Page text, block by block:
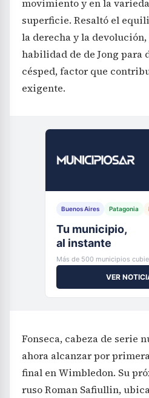
movimiento y en la
superficie. Resaltó el
la derecha y la
habilidad de de Jong para
césped, factor que
exigente.
Buenos Aires Patagonia
Tu municipio,
al instante
Más de 500 municipios
VER
Fonseca, cabeza de serie
ahora alcanzar por
final en Wimbledon. Su
ruso Roman Safiullin,